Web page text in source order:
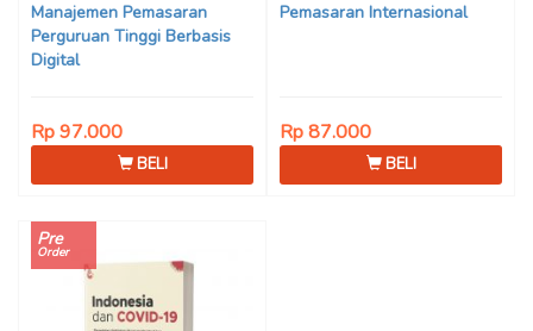
Manajemen Pemasaran
Perguruan Tinggi Berbasis
Digital
Rp 97.000
BELI
Pemasaran Internasional
Rp 87.000
BELI
Pre
Order